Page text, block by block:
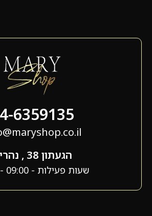
6359135
הגעתון 38 , נהריה
שעות פעילות - 09:00 - 19:00